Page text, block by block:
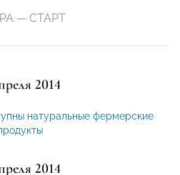
— СТАРТ
2014
натуральные фермерские
2014